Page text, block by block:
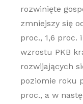
rozwinięte
zmniejszy się
proc., 1,6 proc.
wzrostu PKB
rozwijających
poziomie roku
proc., a w